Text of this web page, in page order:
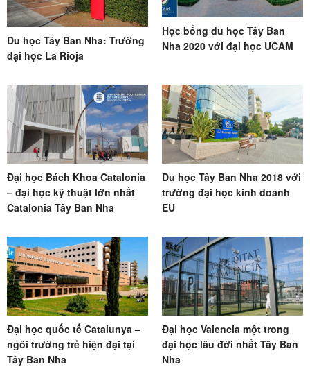
Du học Tây Ban Nha: Trường
đại học La Rioja
Học bổng du học Tây Ban
Nha 2020 với đại học UCAM
Đại học Bách Khoa Catalonia
– đại học kỹ thuật lớn nhất
Catalonia Tây Ban Nha
Du học Tây Ban Nha 2018 với
trường đại học kinh doanh
EU
Đại học quốc tế Catalunya –
ngôi trường trẻ hiện đại tại
Tây Ban Nha
Đại học Valencia một trong
đại học lâu đời nhất Tây Ban
Nha